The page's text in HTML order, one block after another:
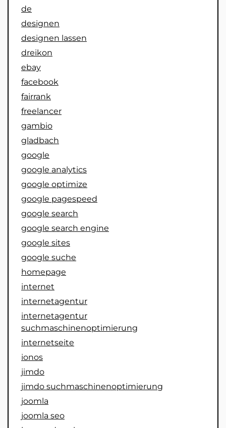
de
designen
designen lassen
dreikon
ebay
facebook
fairrank
freelancer
gambio
gladbach
google
google analytics
google optimize
google pagespeed
google search
google search engine
google sites
google suche
homepage
internet
internetagentur
internetagentur
suchmaschinenoptimierung
internetseite
ionos
jimdo
jimdo suchmaschinenoptimierung
joomla
joomla seo